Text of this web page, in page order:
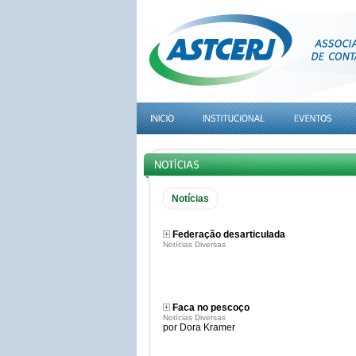
Notícias
Federação desarticulada
Notícias Diversas
Faca no pescoço
Notícias Diversas
por Dora Kramer